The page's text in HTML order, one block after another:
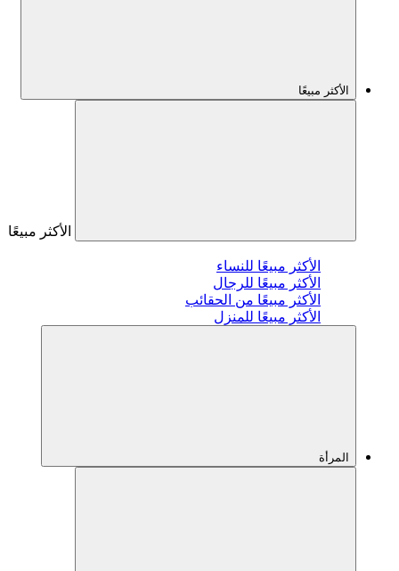
الأكثر مبيعًا
الأكثر مبيعًا
الأكثر مبيعًا للنساء
الأكثر مبيعًا للرجال
الأكثر مبيعًا من الحقائب
الأكثر مبيعًا للمنزل
المرأة